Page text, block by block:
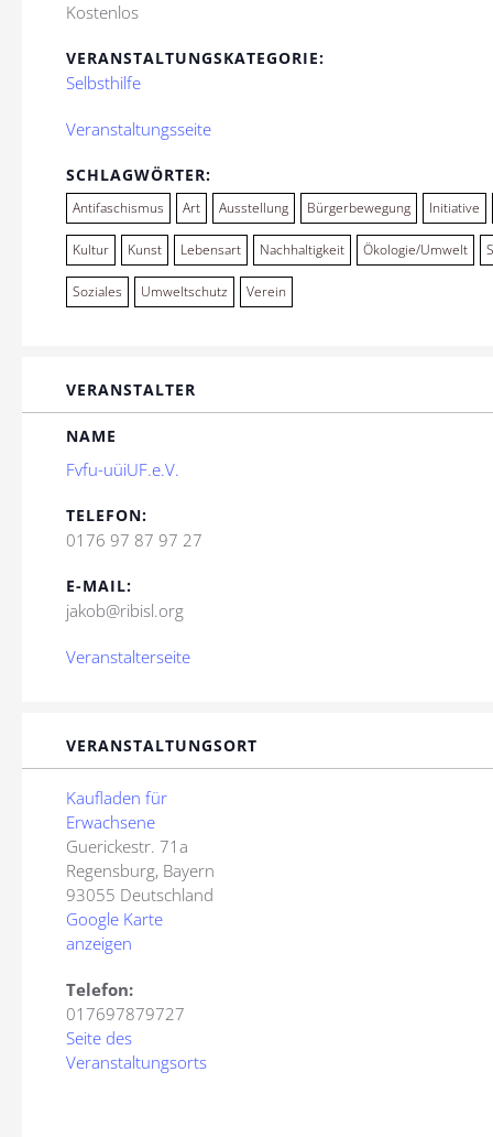
Kostenlos
VERANSTALTUNGSKATEGORIE:
Selbsthilfe
Veranstaltungsseite
SCHLAGWÖRTER:
Antifaschismus Art Ausstellung Bürgerbewegung Initiative
Kultur Kunst Lebensart Nachhaltigkeit Ökologie/Umwelt
Soziales Umweltschutz Verein
VERANSTALTER
NAME
Fvfu-uüiUF.e.V.
TELEFON:
0176 97 87 97 27
E-MAIL:
jakob@ribisl.org
Veranstalterseite
VERANSTALTUNGSORT
Kaufladen für
Erwachsene
Guerickestr. 71a
Regensburg, Bayern
93055 Deutschland
Google Karte
anzeigen
Telefon:
017697879727
Seite des
Veranstaltungsorts